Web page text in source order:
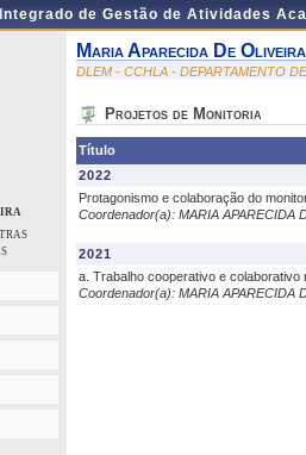
de Gestão de Atividades
Maria Aparecida De Oliveira
DLEM - CCHLA - DEPARTAMENTO
Projetos de Monitoria
Título
2022
Protagonismo e colaboração do
Coordenador(a): MARIA APARECIDA
2021
a. Trabalho cooperativo e colaborativo
Coordenador(a): MARIA APARECIDA